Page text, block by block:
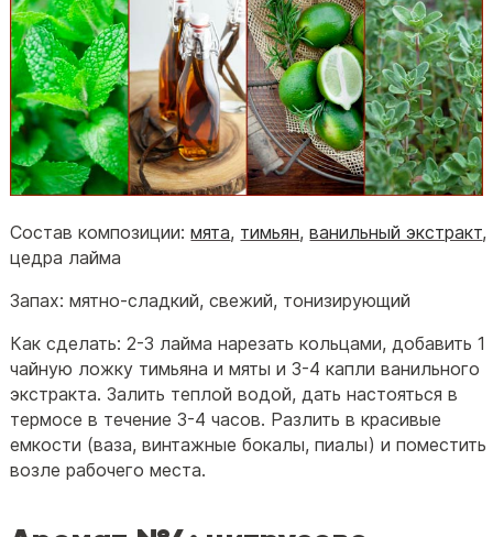
Состав композиции:мята, тимьян,ванильный экстракт,
цедра лайма
Запах: мятно-сладкий, свежий, тонизирующий
Как сделать: 2-3 лайма нарезать кольцами, добавить 1
чайную ложку тимьяна и мяты и 3-4 капли ванильного
экстракта. Залить теплой водой, дать настояться в
термосе в течение 3-4 часов. Разлить в красивые
емкости (ваза, винтажные бокалы, пиалы) и поместить
возле рабочего места.